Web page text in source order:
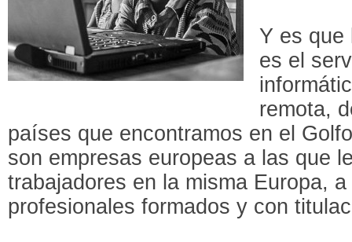
Y es que
es el
remota,
países que encontramos en el
son empresas europeas a las que
trabajadores en la misma Europa,
profesionales formados y con